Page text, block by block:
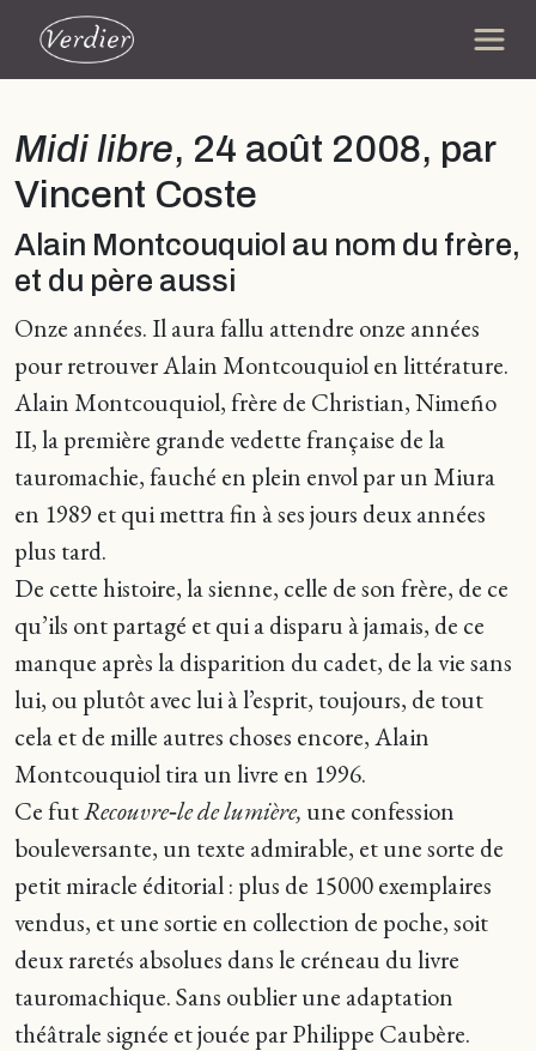
Midi libre, 24 août 2008, par
Vincent Coste
Alain Montcouquiol au nom du frère,
et du père aussi
Onze années. Il aura fallu attendre onze années
pour retrouver Alain Montcouquiol en littérature.
Alain Montcouquiol, frère de Christian, Nimeño
II, la première grande vedette française de la
tauromachie, fauché en plein envol par un Miura
en 1989 et qui mettra fin à ses jours deux années
plus tard.
De cette histoire, la sienne, celle de son frère, de ce
qu’ils ont partagé et qui a disparu à jamais, de ce
manque après la disparition du cadet, de la vie sans
lui, ou plutôt avec lui à l’esprit, toujours, de tout
cela et de mille autres choses encore, Alain
Montcouquiol tira un livre en 1996.
Ce futRecouvre‑le de lumière, une confession
bouleversante, un texte admirable, et une sorte de
petit miracle éditorial : plus de 15000 exemplaires
vendus, et une sortie en collection de poche, soit
deux raretés absolues dans le créneau du livre
tauromachique. Sans oublier une adaptation
théâtrale signée et jouée par Philippe Caubère.